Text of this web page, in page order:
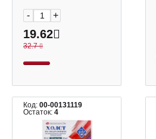
- +
19.62
32.7
Код: 00-00131119
Остаток: 4